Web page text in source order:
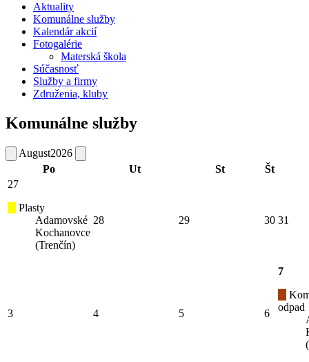
Aktuality
Komunálne služby
Kalendár akcií
Fotogalérie
Materská škola
Súčasnosť
Služby a firmy
Združenia, kluby
Komunálne služby
August2026
Po
Ut St
Št
27
Plasty
Adamovské
Kochanovce
(Trenčín)
28 29 30 31
3 4 5 6
7
odpad